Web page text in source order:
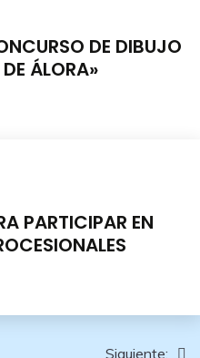
DE DIBUJO
ÁLORA»
PARTICIPAR EN
Siguiente: